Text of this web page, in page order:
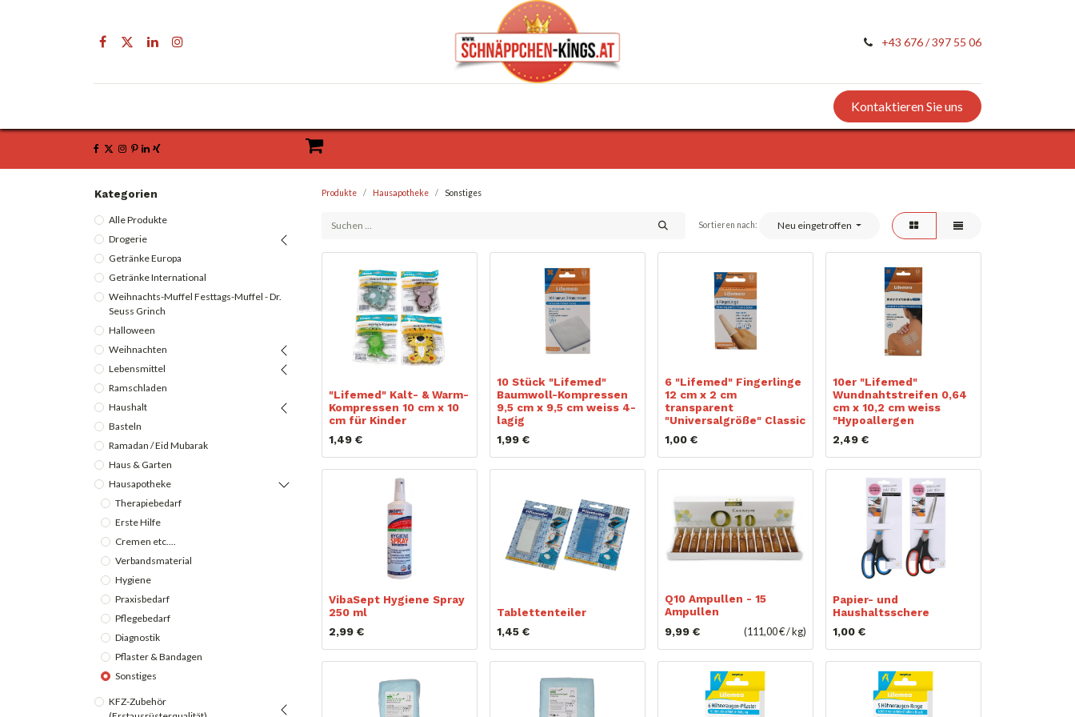
+43 676 / 397 55 06
Kontaktieren Sie uns
Kategorien
Alle Produkte
Drogerie
Getränke Europa
Getränke International
Weihnachts-Muffel Festtags-Muffel - Dr.
Seuss Grinch
Halloween
Weihnachten
Lebensmittel
Ramschladen
Haushalt
Basteln
Ramadan / Eid Mubarak
Haus & Garten
Hausapotheke
Therapiebedarf
Erste Hilfe
Cremen etc....
Verbandsmaterial
Hygiene
Praxisbedarf
Pflegebedarf
Diagnostik
Pflaster & Bandagen
Sonstiges
KFZ-Zubehör
Produkte Hausapotheke Sonstiges
Sortieren nach: Neu eingetroffen
"Lifemed" Kalt- & Warm-
Kompressen 10 cm x 10
cm für Kinder
1,49 €
10 Stück "Lifemed"
Baumwoll-Kompressen
9,5 cm x 9,5 cm weiss 4-
lagig
1,99 €
6 "Lifemed" Fingerlinge
12 cm x 2 cm
transparent
"Universalgröße" Classic
1,00 €
10er "Lifemed"
Wundnahtstreifen 0,64
cm x 10,2 cm weiss
"Hypoallergen
2,49 €
VibaSept Hygiene Spray
250 ml
2,99 €
Tablettenteiler
1,45 €
Q10 Ampullen - 15
Ampullen
9,99 € (111,00€ /kg)
Papier- und
Haushaltsschere
1,00 €